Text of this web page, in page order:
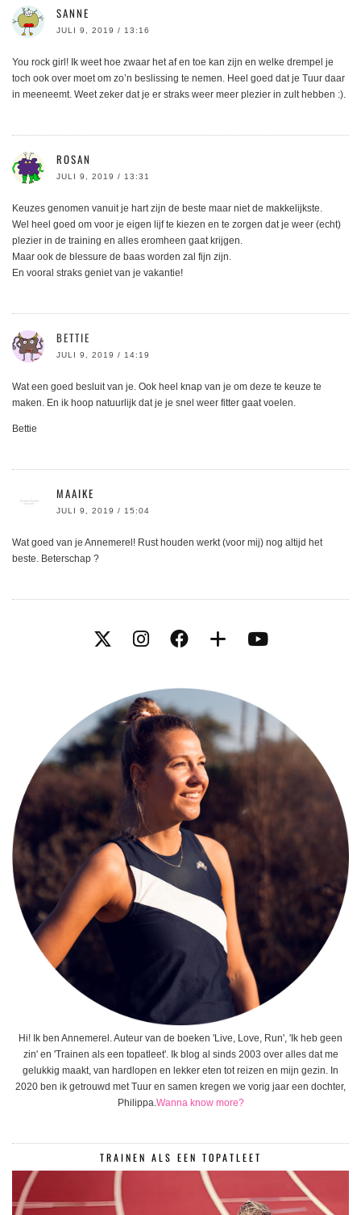
SANNE
JULI 9, 2019 / 13:16
You rock girl! Ik weet hoe zwaar het af en toe kan zijn en welke drempel je
toch ook over moet om zo’n beslissing te nemen. Heel goed dat je Tuur daar
in meeneemt. Weet zeker dat je er straks weer meer plezier in zult hebben :).
ROSAN
JULI 9, 2019 / 13:31
Keuzes genomen vanuit je hart zijn de beste maar niet de makkelijkste.
Wel heel goed om voor je eigen lijf te kiezen en te zorgen dat je weer (echt)
plezier in de training en alles eromheen gaat krijgen.
Maar ook de blessure de baas worden zal fijn zijn.
En vooral straks geniet van je vakantie!
BETTIE
JULI 9, 2019 / 14:19
Wat een goed besluit van je. Ook heel knap van je om deze te keuze te
maken. En ik hoop natuurlijk dat je je snel weer fitter gaat voelen.
Bettie
MAAIKE
JULI 9, 2019 / 15:04
Wat goed van je Annemerel! Rust houden werkt (voor mij) nog altijd het
beste. Beterschap ?
Hi! Ik ben Annemerel. Auteur van de boeken 'Live, Love, Run', 'Ik heb geen
zin' en 'Trainen als een topatleet'. Ik blog al sinds 2003 over alles dat me
gelukkig maakt, van hardlopen en lekker eten tot reizen en mijn gezin. In
2020 ben ik getrouwd met Tuur en samen kregen we vorig jaar een dochter,
Philippa. Wanna know more?
TRAINEN ALS EEN TOPATLEET